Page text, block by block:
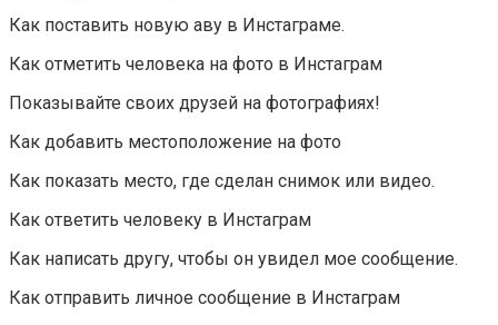
Как поставить новую аву в Инстаграме.
Как отметить человека на фото в Инстаграм
Показывайте своих друзей на фотографиях!
Как добавить местоположение на фото
Как показать место, где сделан снимок или видео.
Как ответить человеку в Инстаграм
Как написать другу, чтобы он увидел мое сообщение.
Как отправить личное сообщение в Инстаграм